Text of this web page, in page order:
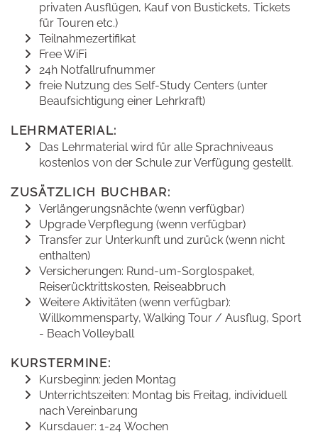
privaten Ausflügen, Kauf von Bustickets, Tickets
für Touren etc.)
Teilnahmezertifikat
Free WiFi
24h Notfallrufnummer
freie Nutzung des Self-Study Centers (unter
Beaufsichtigung einer Lehrkraft)
LEHRMATERIAL:
Das Lehrmaterial wird für alle Sprachniveaus
kostenlos von der Schule zur Verfügung gestellt.
ZUSÄTZLICH BUCHBAR:
Verlängerungsnächte (wenn verfügbar)
Upgrade Verpflegung (wenn verfügbar)
Transfer zur Unterkunft und zurück (wenn nicht
enthalten)
Versicherungen: Rund-um-Sorglospaket,
Reiserücktrittskosten, Reiseabbruch
Weitere Aktivitäten (wenn verfügbar):
Willkommensparty, Walking Tour / Ausflug, Sport
- Beach Volleyball
KURSTERMINE:
Kursbeginn: jeden Montag
Unterrichtszeiten: Montag bis Freitag, individuell
nach Vereinbarung
Kursdauer: 1-24 Wochen